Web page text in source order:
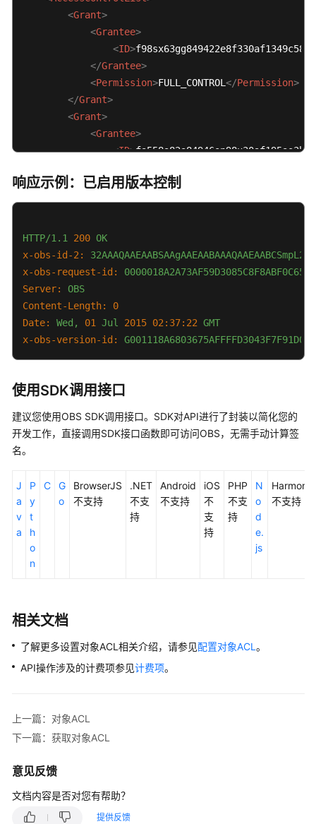
<Grant>
<Grantee>
<ID>f98sx63gg849422e8f330af1349c588f
</Grantee>
<Permission>FULL_CONTROL </Permission>
</Grant>
<Grant>
<Grantee>
<ID>fa558a82a84946sn98u30af195as3hi5
<Permission>READ
</Grant>
Grantee
<Canned>Everyone</Canned>
</ Grantee>
</Grant
</ AccessControlList >
</ AccessControlPolicy>
响应示例：已启用版本控制
HTTP/1.1 200 OK
x-obs-id-2:
x-obs-request-id:
0000018A2A73AF59D3085C8F8ABF0C65
Server:
OBS
Content-Length:
0
Date:
Wed, 01 Jul 2015 02:37:22 GMT
x-obs-version-id:
G001118A6803675AFFFFD3043F7F91D0
使用SDK调用接口
建议您使用OBS SDK调用接口。SDK对API进行了封装以简化您的
开发工作，直接调用SDK接口函数即可访问OBS，无需手动计算签
名。
J
a
v
a
P
y
t
h
o
n
C
G
o
BrowserJS
不支持
.NET
不支
持
Android
不支持
iOS
不
支
持
PHP
不支
持
N
o
d
e.
js
Harmony
不支持
相关文档
了解更多设置对象ACL相关介绍，请参见配置对象ACL 。
API操作涉及的计费项参见计费项。
上一篇：对象ACL
下一篇：获取对象ACL
意见反馈
文档内容是否对您有帮助？
提供反馈